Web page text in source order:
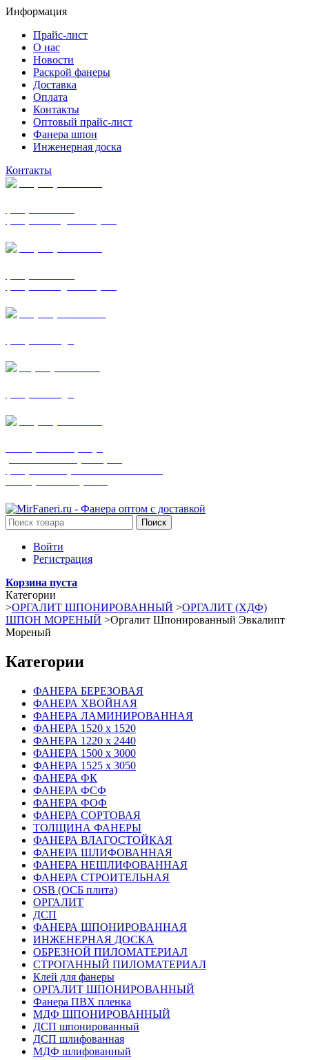
Информация
Прайс-лист
О нас
Новости
Раскрой фанеры
Доставка
Оплата
Контакты
Оптовый прайс-лист
Фанера шпон
Инженерная доска
Контакты
Поиск
Войти
Регистрация
Корзина пуста
Категории
>ОРГАЛИТ ШПОНИРОВАННЫЙ >ОРГАЛИТ (ХДФ)
ШПОН МОРЕНЫЙ >Оргалит Шпонированный Эвкалипт
Мореный
Категории
ФАНЕРА БЕРЕЗОВАЯ
ФАНЕРА ХВОЙНАЯ
ФАНЕРА ЛАМИНИРОВАННАЯ
ФАНЕРА 1520 х 1520
ФАНЕРА 1220 х 2440
ФАНЕРА 1500 х 3000
ФАНЕРА 1525 х 3050
ФАНЕРА ФК
ФАНЕРА ФСФ
ФАНЕРА ФОФ
ФАНЕРА СОРТОВАЯ
ТОЛЩИНА ФАНЕРЫ
ФАНЕРА ВЛАГОСТОЙКАЯ
ФАНЕРА ШЛИФОВАННАЯ
ФАНЕРА НЕШЛИФОВАННАЯ
ФАНЕРА СТРОИТЕЛЬНАЯ
OSB (ОСБ плита)
ОРГАЛИТ
ДСП
ФАНЕРА ШПОНИРОВАННАЯ
ИНЖЕНЕРНАЯ ДОСКА
ОБРЕЗНОЙ ПИЛОМАТЕРИАЛ
СТРОГАННЫЙ ПИЛОМАТЕРИАЛ
Клей для фанеры
ОРГАЛИТ ШПОНИРОВАННЫЙ
Фанера ПВХ пленка
МДФ ШПОНИРОВАННЫЙ
ДСП шпонированный
ДСП шлифованная
МДФ шлифованный